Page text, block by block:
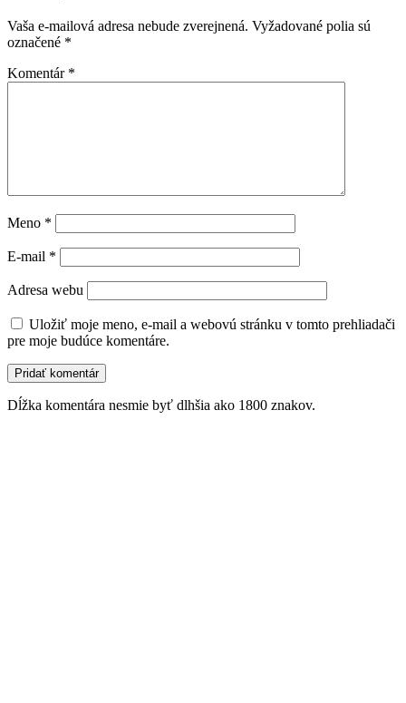
Vaša e-mailová adresa nebude zverejnená. Vyžadované polia sú
označené *
Komentár *
Meno *
E-mail *
Adresa webu
Uložiť moje meno, e-mail a webovú stránku v tomto prehliadači
pre moje budúce komentáre.
Dĺžka komentára nesmie byť dlhšia ako 1800 znakov.